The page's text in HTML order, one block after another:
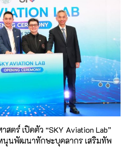
ตร์ เปิดตัว “SKY Aviation Lab”
นุนพัฒนาทักษะบุคลากร เสริมทัพ